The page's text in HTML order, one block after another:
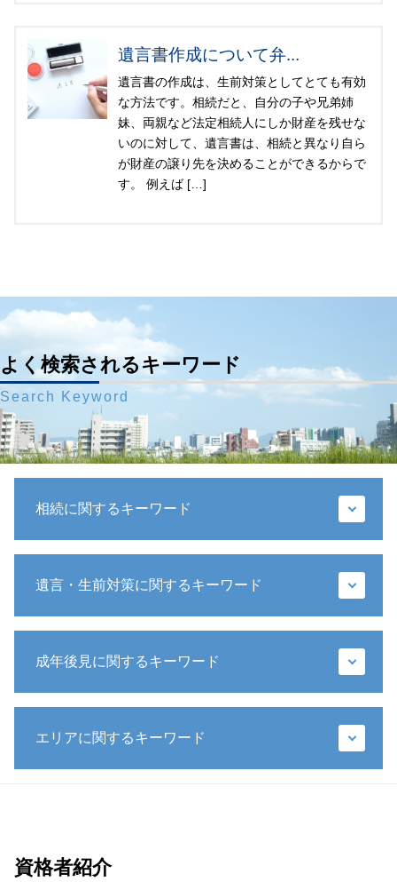
遺言書作成について弁...
遺言書の作成は、生前対策としてとても有効
な方法です。相続だと、自分の子や兄弟姉
妹、両親など法定相続人にしか財産を残せな
いのに対して、遺言書は、相続と異なり自ら
が財産の譲り先を決めることができるからで
す。 例えば […]
よく検索されるキーワード
Search Keyword
相続に関するキーワード
相続放棄 いつまで
遺留分 請求期限
遺留分 法定相続分
相続 権利
銀行 預金 相続
遺産 相続 孫
遺言・生前対策に関するキーワード
生前 遺言
特定遺贈
遺言 手書き
遺言書 書き方 全財産
成年後見に関するキーワード
財産管理 弁護士
成年後見制度 弁護士
エリアに関するキーワード
財産管理 弁護士 相談 東京23区
資格者紹介